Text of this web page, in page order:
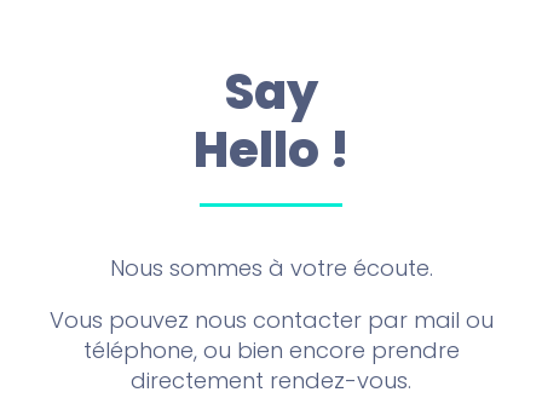
Say
Hello !
Nous sommes à votre écoute.
Vous pouvez nous contacter par mail ou
téléphone, ou bien encore prendre
directement rendez-vous.